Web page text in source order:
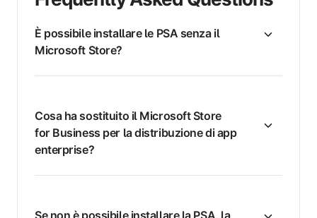
È possibile installare le PSA senza il
Microsoft Store?
Cosa ha sostituito il Microsoft Store
for Business per la distribuzione di app
enterprise?